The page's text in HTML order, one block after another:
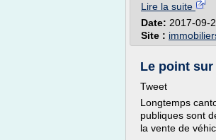
Lire la suite
Date: 2017-09-
Site :
Le point
Tweet
Longtemps
publiques sont
la vente de